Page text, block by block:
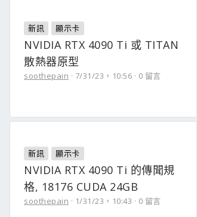
新訊 顯示卡
NVIDIA RTX 4090 Ti 或 TITAN
散熱器原型
soothepain 7/31/23，10:56 0 留言
新訊 顯示卡
NVIDIA RTX 4090 Ti 的傳聞規
格, 18176 CUDA 24GB
soothepain 1/31/23，10:43 0 留言